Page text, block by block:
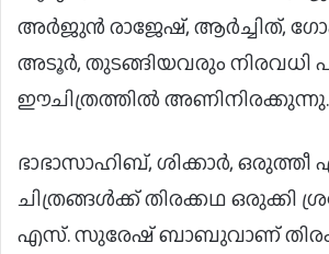
അർജുൻ രാജേഷ്, ആർച്ചിത്,
അടൂർ, തുടങ്ങിയവരും
ഈചിത്രത്തിൽ അണിനിരക്കുന്നു.
ഭാഭാസാഹിബ്, ശിക്കാർ, ഒരുത്തീ
ചിത്രങ്ങൾക്ക് തിരക്കഥ ഒരുക്കി
എസ്. സുരേഷ് ബാബുവാണ്